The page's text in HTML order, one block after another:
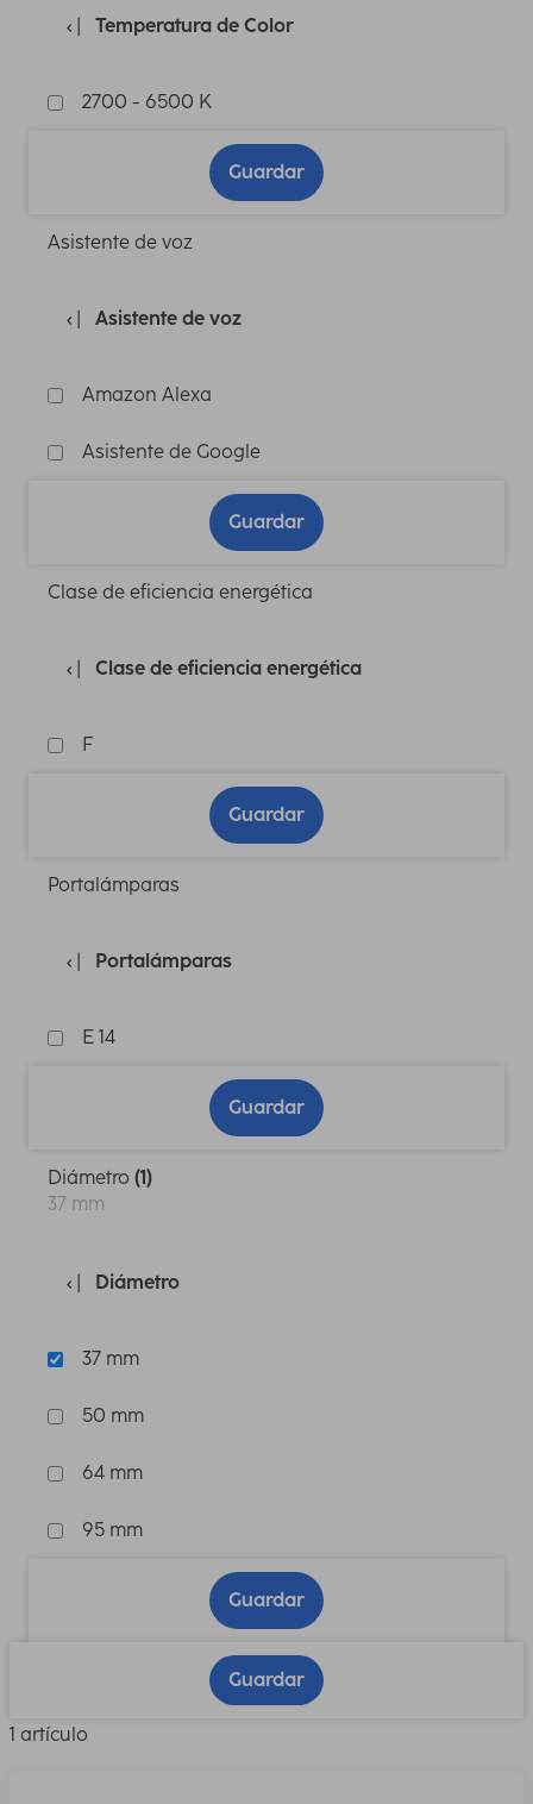
Temperatura de Color
2700 - 6500 K
Guardar
Asistente de voz
Asistente de voz
Amazon Alexa
Asistente de Google
Guardar
Clase de eficiencia energética
Clase de eficiencia energética
F
Guardar
Portalámparas
Portalámparas
E 14
Guardar
Diámetro (1)
37 mm
Diámetro
37 mm
50 mm
64 mm
95 mm
Guardar
Guardar
1 artículo